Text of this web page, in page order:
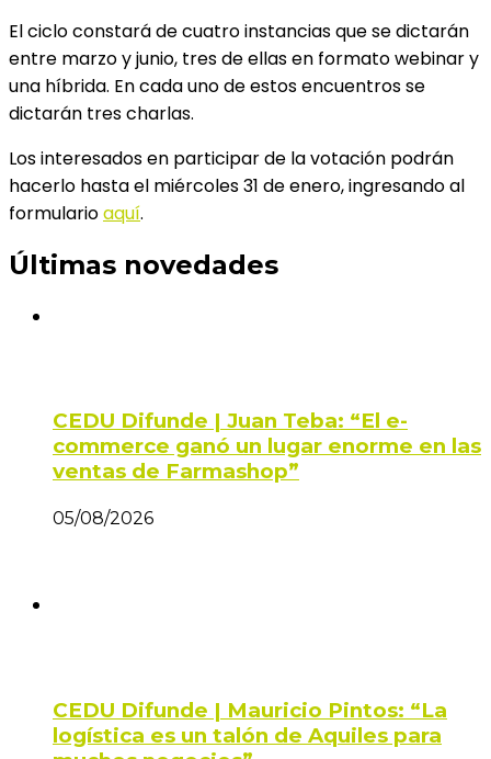
El ciclo constará de cuatro instancias que se dictarán
entre marzo y junio, tres de ellas en formato webinar y
una híbrida. En cada uno de estos encuentros se
dictarán tres charlas.
Los interesados en participar de la votación podrán
hacerlo hasta el miércoles 31 de enero, ingresando al
formularioaquí.
Últimas novedades
CEDU Difunde | Juan Teba: “El e-
commerce ganó un lugar enorme en las
ventas de Farmashop”
05/08/2026
CEDU Difunde | Mauricio Pintos: “La
logística es un talón de Aquiles para